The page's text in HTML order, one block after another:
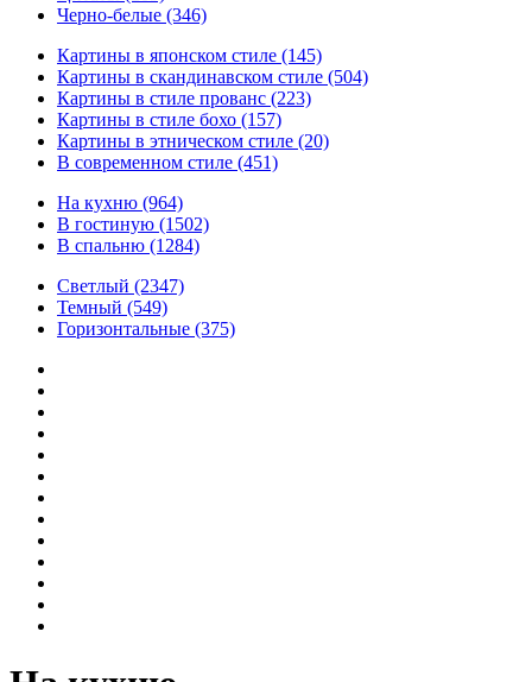
Черно-белые (346)
Картины в японском стиле (145)
Картины в скандинавском стиле (504)
Картины в стиле прованс (223)
Картины в стиле бохо (157)
Картины в этническом стиле (20)
В современном стиле (451)
На кухню (964)
В гостиную (1502)
В спальню (1284)
Светлый (2347)
Темный (549)
Горизонтальные (375)